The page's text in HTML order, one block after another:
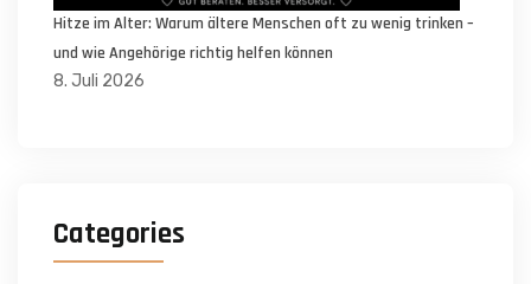
Hitze im Alter: Warum ältere Menschen oft zu wenig trinken –
und wie Angehörige richtig helfen können
8. Juli 2026
Categories